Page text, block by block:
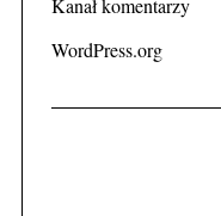
Kanał komentarzy
WordPress.org